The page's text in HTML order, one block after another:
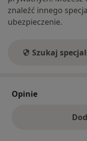
znaleźć innego
ubezpieczenie.
Szukaj
Opinie